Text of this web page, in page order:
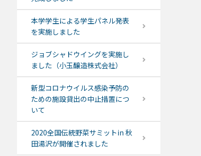
本学学生による学生パネル発表
を実施しました
ジョブシャドウイングを実施し
ました（小玉醸造株式会社）
新型コロナウイルス感染予防の
ための施設貸出の中止措置につ
いて
2020全国伝統野菜サミットin 秋
田湯沢が開催されました